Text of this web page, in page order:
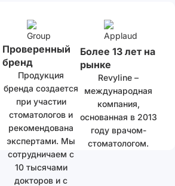
Проверенный
бренд
Продукция
бренда создается
при участии
стоматологов и
рекомендована
экспертами. Мы
сотрудничаем с
10 тысячами
докторов и с
Более 13 лет на
рынке
Revyline –
международная
компания,
основанная в 2013
году врачом-
стоматологом.